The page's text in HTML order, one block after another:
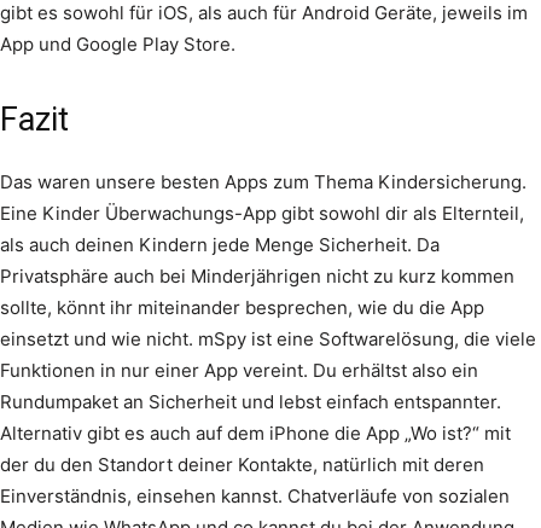
gibt es sowohl für iOS, als auch für Android Geräte, jeweils im
App und Google Play Store.
Fazit
Das waren unsere besten Apps zum Thema Kindersicherung.
Eine Kinder Überwachungs-App gibt sowohl dir als Elternteil,
als auch deinen Kindern jede Menge Sicherheit. Da
Privatsphäre auch bei Minderjährigen nicht zu kurz kommen
sollte, könnt ihr miteinander besprechen, wie du die App
einsetzt und wie nicht. mSpy ist eine Softwarelösung, die viele
Funktionen in nur einer App vereint. Du erhältst also ein
Rundumpaket an Sicherheit und lebst einfach entspannter.
Alternativ gibt es auch auf dem iPhone die App „Wo ist?“ mit
der du den Standort deiner Kontakte, natürlich mit deren
Einverständnis, einsehen kannst. Chatverläufe von sozialen